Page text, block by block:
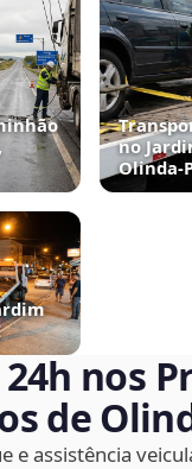
no
nos
de
e assistência